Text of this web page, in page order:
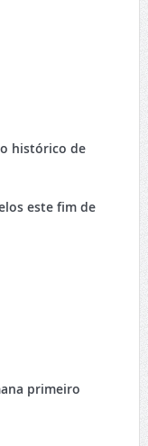
histórico de
este fim de
primeiro